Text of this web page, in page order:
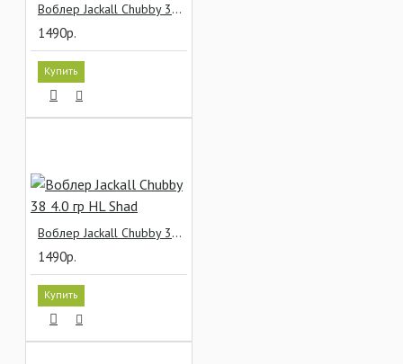
Воблер Jackall Chubby 38 4.0 гр HL Mat Roach
1490р.
Купить
Воблер Jackall Chubby 38 4.0 гр HL Shad
1490р.
Купить